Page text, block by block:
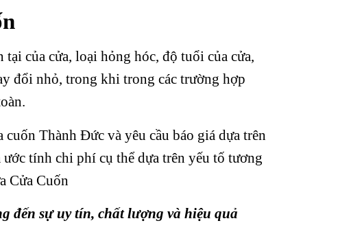
của cửa, loại hỏng hóc, độ tuổi của cửa,
đổi nhỏ, trong khi trong các trường hợp
Thành Đức và yêu cầu báo giá dựa trên
ước tính chi phí cụ thể dựa trên yếu tố tương
Cửa Cuốn
đến sự uy tín, chất lượng và hiệu quả